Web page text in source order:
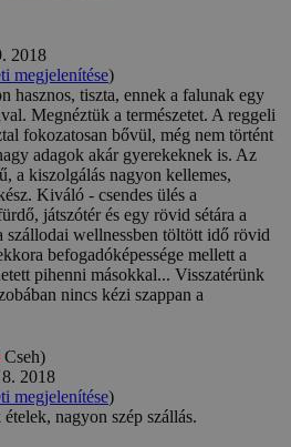
2018
megjelenítése)
hasznos, tiszta, ennek a falunak egy
Megnéztük a természetet. A reggeli
fokozatosan bővül, még nem történt
adagok akár gyerekeknek is. Az
a kiszolgálás nagyon kellemes,
Kiváló - csendes ülés a
játszótér és egy rövid sétára a
szállodai wellnessben töltött idő rövid
befogadóképessége mellett a
pihenni másokkal... Visszatérünk
nincs kézi szappan a
Cseh)
2018
megjelenítése)
nagyon szép szállás.